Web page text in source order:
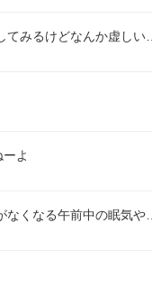
てみるけどなんか虚しい…
よ
なくなる午前中の眠気や…